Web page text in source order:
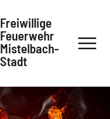
Freiwillige
Feuerwehr
Mistelbach-
Stadt